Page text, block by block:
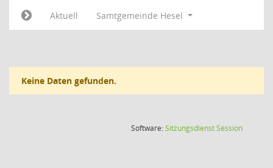
Aktuell
Samtgemeinde Hesel
Keine Daten gefunden.
Software:SitzungsdienstSession(Wird in